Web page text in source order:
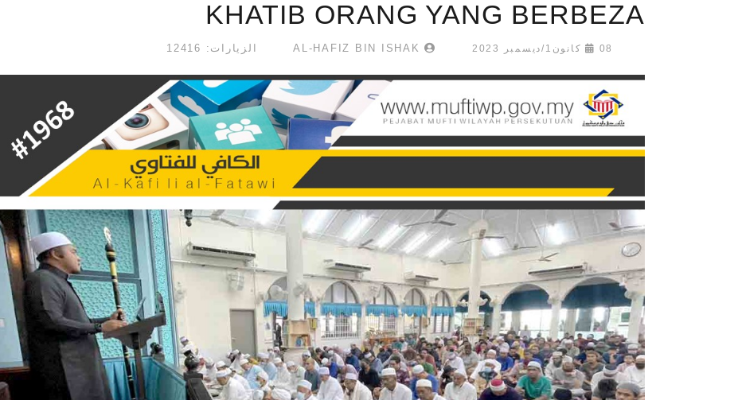
KHATIB ORANG YANG BERBEZA
08 كانون1/ديسمبر 2023 AL-HAFIZ BIN ISHAK الزيارات: 12416